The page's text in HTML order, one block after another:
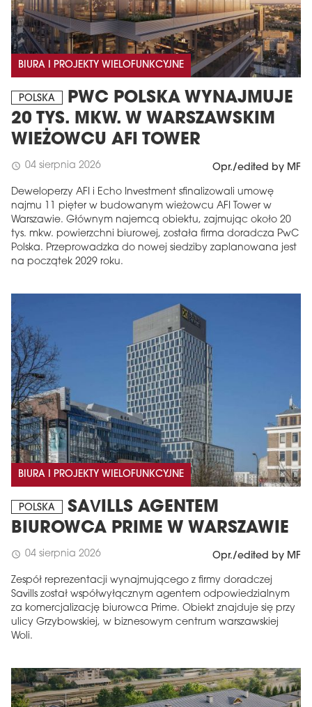
BIURA I PROJEKTY WIELOFUNKCYJNE
POLSKA
PWC POLSKA WYNAJMUJE
20 TYS. MKW. W WARSZAWSKIM
WIEŻOWCU AFI TOWER
schedule 04 sierpnia 2026 Opr./edited by MF
Deweloperzy AFI i Echo Investment sfinalizowali umowę
najmu 11 pięter w budowanym wieżowcu AFI Tower w
Warszawie. Głównym najemcą obiektu, zajmując około 20
tys. mkw. powierzchni biurowej, została firma doradcza PwC
Polska. Przeprowadzka do nowej siedziby zaplanowana jest
na początek 2029 roku.
BIURA I PROJEKTY WIELOFUNKCYJNE
POLSKA
SAVILLS AGENTEM
BIUROWCA PRIME W WARSZAWIE
schedule 04 sierpnia 2026 Opr./edited by MF
Zespół reprezentacji wynajmującego z firmy doradczej
Savills został współwyłącznym agentem odpowiedzialnym
za komercjalizację biurowca Prime. Obiekt znajduje się przy
ulicy Grzybowskiej, w biznesowym centrum warszawskiej
Woli.